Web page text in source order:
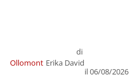
Ollomont
di
Erika David
il 06/08/2026